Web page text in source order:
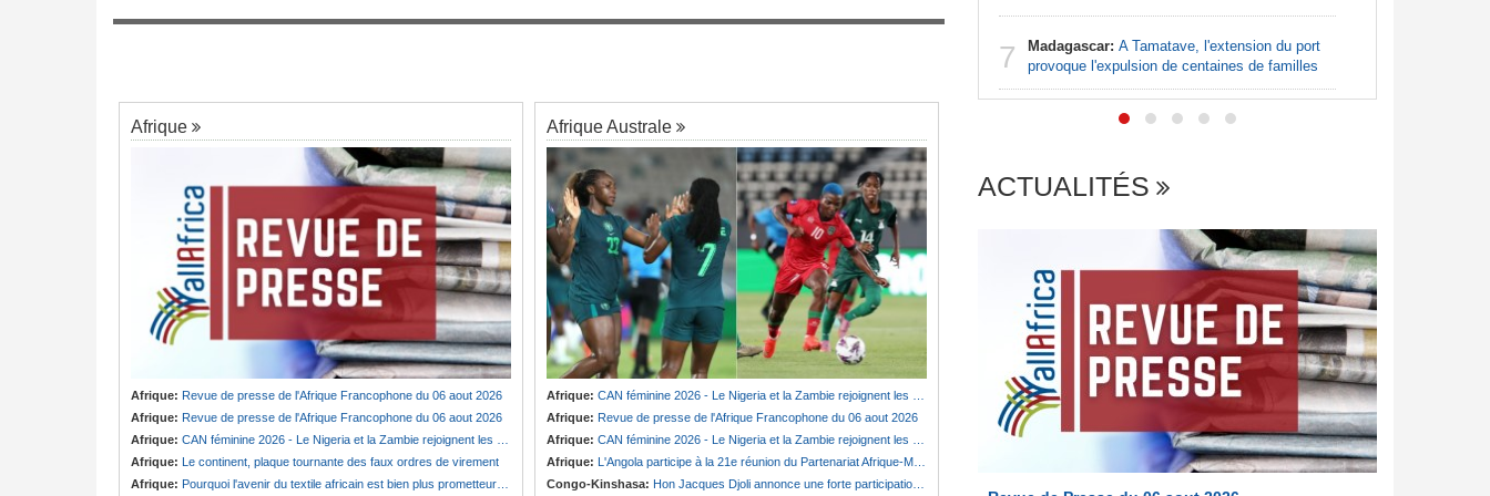
Afrique
Afrique: Revue de presse de l'Afrique Francophone du 06 aout 2026
Afrique: Revue de presse de l'Afrique Francophone du 06 aout 2026
Afrique: CAN féminine 2026 - Le Nigeria et la Zambie rejoignent les quarts de finale
Afrique: Le continent, plaque tournante des faux ordres de virement
Afrique: Pourquoi l'avenir du textile africain est bien plus prometteur que ne le laissent penser les chiffres
Afrique Australe
Afrique: CAN féminine 2026 - Le Nigeria et la Zambie rejoignent les quarts de finale
Afrique: Revue de presse de l'Afrique Francophone du 06 aout 2026
Afrique: CAN féminine 2026 - Le Nigeria et la Zambie rejoignent les quarts de finale
Afrique: L'Angola participe à la 21e réunion du Partenariat Afrique-Monde arabe au Caire
Congo-Kinshasa: Hon Jacques Djoli annonce une forte participation du pays à la Conférence des présidents de parlements à Midrand
Cameroun:« Vous n'étiez qu'un prédateur
Guinée:Polémique autour des vacances du
7 Madagascar: A Tamatave, l'extension du port
provoque l'expulsion de centaines de familles
ACTUALITÉS